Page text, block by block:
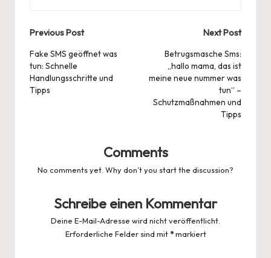
Post
navigation
Previous Post
Fake SMS geöffnet was
tun: Schnelle
Handlungsschritte und
Tipps
Next Post
Betrugsmasche Sms:
„hallo mama, das ist
meine neue nummer was
tun“ –
Schutzmaßnahmen und
Tipps
Comments
No comments yet. Why don’t you start the discussion?
Schreibe einen Kommentar
Deine E-Mail-Adresse wird nicht veröffentlicht.
Erforderliche Felder sind mit*markiert